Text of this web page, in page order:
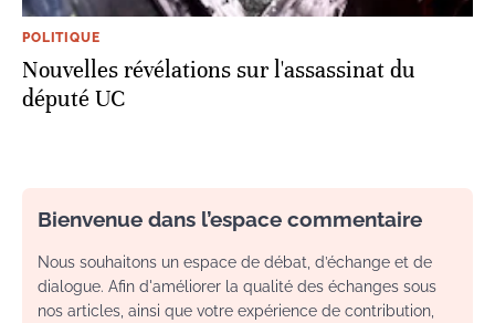
POLITIQUE
Nouvelles révélations sur l'assassinat du
député UC
Bienvenue dans l’espace commentaire
Nous souhaitons un espace de débat, d’échange et de
dialogue. Afin d'améliorer la qualité des échanges sous
nos articles, ainsi que votre expérience de contribution,